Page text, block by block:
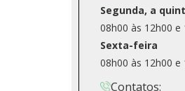
Segunda, a
08h00 às 12h00 e
Sexta-feira
08h00 às 12h00 e
Contatos: